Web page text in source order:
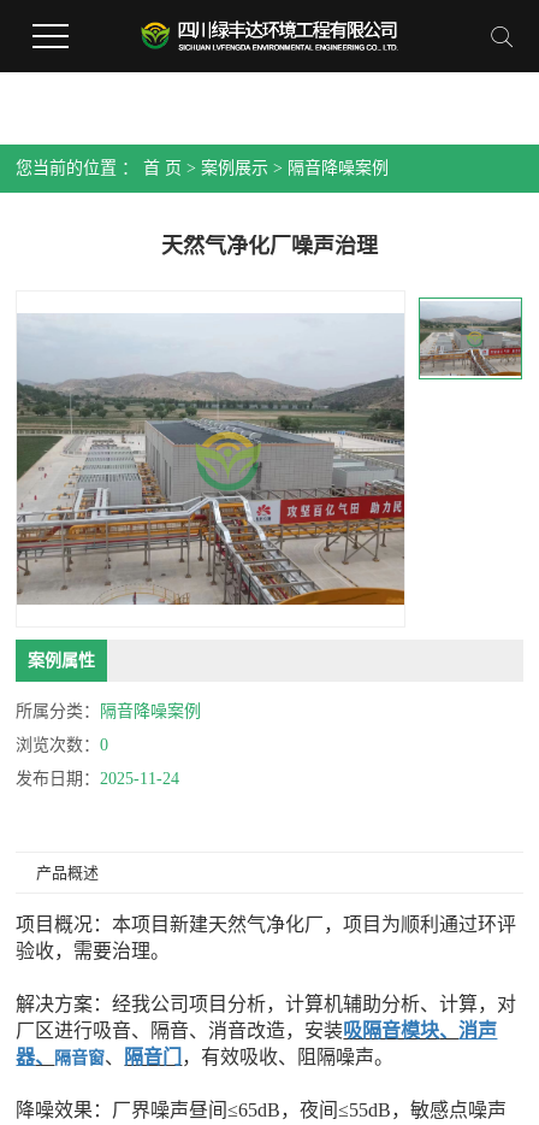
您当前的位置 ：首 页 >案例展示 > 隔音降噪案例
天然气净化厂噪声治理
案例属性
所属分类：
隔音降噪案例
浏览次数：0
发布日期：2025-11-24
产品概述
项目概况：本项目新建天然气净化厂，项目为顺利通过环评
验收，需要治理。
解决方案：经我公司项目分析，计算机辅助分析、计算，对
厂区进行吸音、隔音、消音改造，安装吸隔音模块、消声
器、 隔音窗、 隔音门 ，有效吸收、阻隔噪声。
降噪效果：厂界噪声昼间≤65dB，夜间≤55dB，敏感点噪声